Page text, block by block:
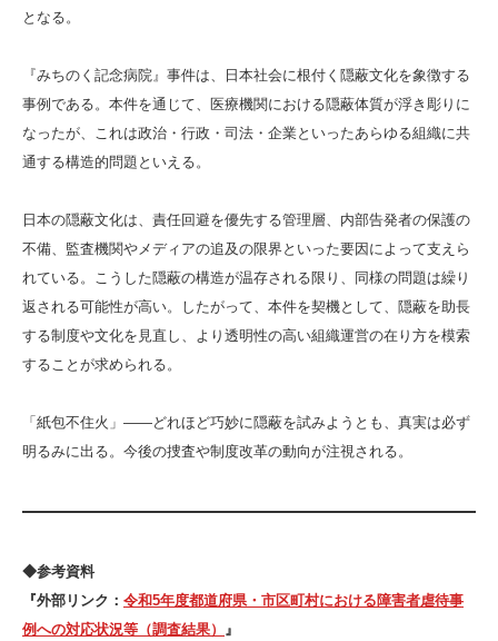
となる。
『みちのく記念病院』事件は、日本社会に根付く隠蔽文化を象徴する
事例である。本件を通じて、医療機関における隠蔽体質が浮き彫りに
なったが、これは政治・行政・司法・企業といったあらゆる組織に共
通する構造的問題といえる。
日本の隠蔽文化は、責任回避を優先する管理層、内部告発者の保護の
不備、監査機関やメディアの追及の限界といった要因によって支えら
れている。こうした隠蔽の構造が温存される限り、同様の問題は繰り
返される可能性が高い。したがって、本件を契機として、隠蔽を助長
する制度や文化を見直し、より透明性の高い組織運営の在り方を模索
することが求められる。
「紙包不住火」――どれほど巧妙に隠蔽を試みようとも、真実は必ず
明るみに出る。今後の捜査や制度改革の動向が注視される。
◆参考資料
『外部リンク： 令和5年度都道府県・市区町村における障害者虐待事
例への対応状況等（調査結果） 』